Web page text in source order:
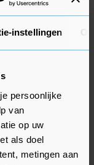
instellingen
persoonlijke
van
op uw
als doel
metingen aan
vee
krijgen
zoals
de wolf is
jaren meer